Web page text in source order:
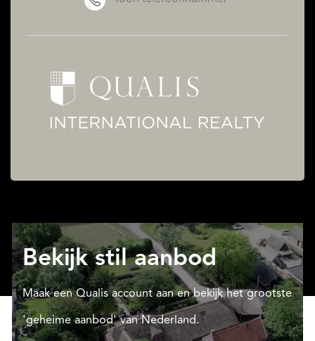
Bekijk stil aanbod
Maak een Qualis account aan en bekijk het grootste
'geheime aanbod' van Nederland.